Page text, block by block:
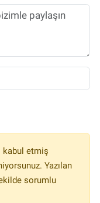
kabul etmiş
Yazılan
sorumlu